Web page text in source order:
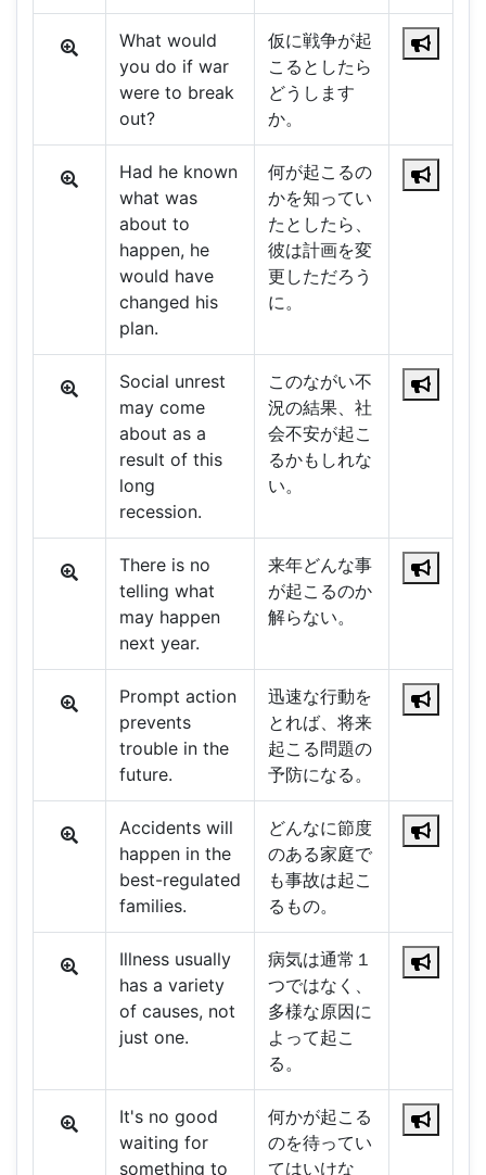
What would
you do if war
were to break
out?
仮に戦争が起
こるとしたら
どうします
か。
Had he known
what was
about to
happen, he
would have
changed his
plan.
何が起こるの
かを知ってい
たとしたら、
彼は計画を変
更しただろう
に。
Social unrest
may come
about as a
result of this
long
recession.
このながい不
況の結果、社
会不安が起こ
るかもしれな
い。
There is no
telling what
may happen
next year.
来年どんな事
が起こるのか
解らない。
Prompt action
prevents
trouble in the
future.
迅速な行動を
とれば、将来
起こる問題の
予防になる。
Accidents will
happen in the
best-regulated
families.
どんなに節度
のある家庭で
も事故は起こ
るもの。
Illness usually
has a variety
of causes, not
just one.
病気は通常１
つではなく、
多様な原因に
よって起こ
る。
It's no good
waiting for
something to
何かが起こる
のを待ってい
てはいけな